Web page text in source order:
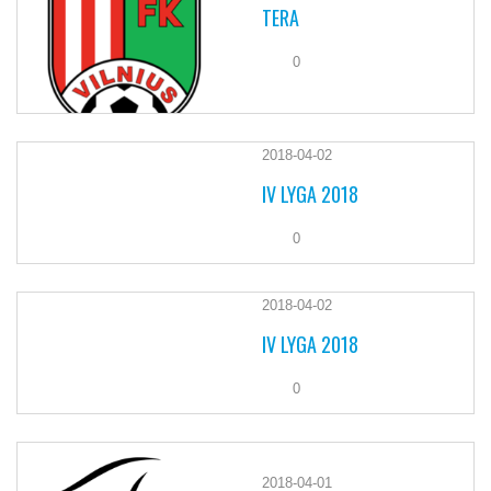
TERA
0
2018-04-02
IV LYGA 2018
0
2018-04-02
IV LYGA 2018
0
2018-04-01